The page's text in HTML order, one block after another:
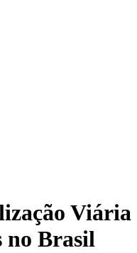
Viária
Brasil